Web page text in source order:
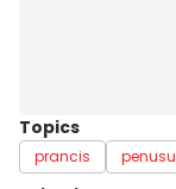
Topics
prancis